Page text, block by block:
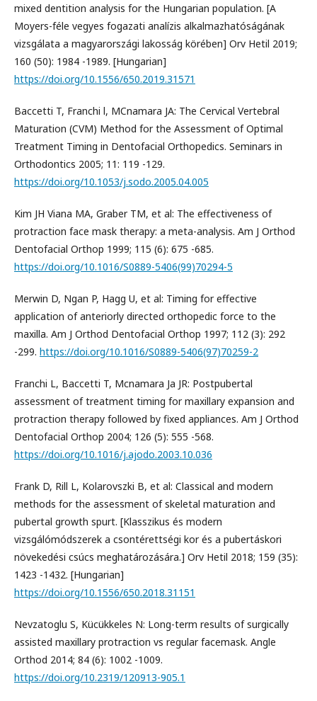
mixed dentition analysis for the Hungarian population. [A
Moyers-féle vegyes fogazati analízis alkalmazhatóságának
vizsgálata a magyarországi lakosság körében] Orv Hetil 2019;
160 (50): 1984 -1989. [Hungarian]
https://doi.org/10.1556/650.2019.31571
Baccetti T, Franchi l, MCnamara JA: The Cervical Vertebral
Maturation (CVM) Method for the Assessment of Optimal
Treatment Timing in Dentofacial Orthopedics. Seminars in
Orthodontics 2005; 11: 119 -129.
https://doi.org/10.1053/j.sodo.2005.04.005
Kim JH Viana MA, Graber TM, et al: The effectiveness of
protraction face mask therapy: a meta-analysis. Am J Orthod
Dentofacial Orthop 1999; 115 (6): 675 -685.
https://doi.org/10.1016/S0889-5406(99)70294-5
Merwin D, Ngan P, Hagg U, et al: Timing for effective
application of anteriorly directed orthopedic force to the
maxilla. Am J Orthod Dentofacial Orthop 1997; 112 (3): 292
-299. https://doi.org/10.1016/S0889-5406(97)70259-2
Franchi L, Baccetti T, Mcnamara Ja JR: Postpubertal
assessment of treatment timing for maxillary expansion and
protraction therapy followed by fixed appliances. Am J Orthod
Dentofacial Orthop 2004; 126 (5): 555 -568.
https://doi.org/10.1016/j.ajodo.2003.10.036
Frank D, Rill L, Kolarovszki B, et al: Classical and modern
methods for the assessment of skeletal maturation and
pubertal growth spurt. [Klasszikus és modern
vizsgálómódszerek a csontérettségi kor és a pubertáskori
növekedési csúcs meghatározására.] Orv Hetil 2018; 159 (35):
1423 -1432. [Hungarian]
https://doi.org/10.1556/650.2018.31151
Nevzatoglu S, Kücükkeles N: Long-term results of surgically
assisted maxillary protraction vs regular facemask. Angle
Orthod 2014; 84 (6): 1002 -1009.
https://doi.org/10.2319/120913-905.1